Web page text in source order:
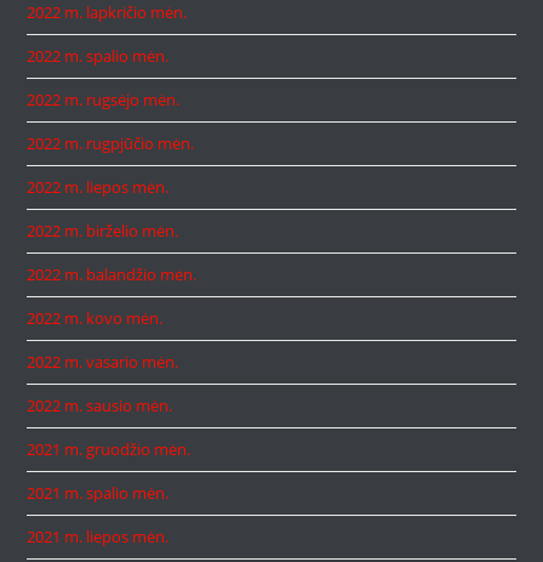
2022 m. lapkričio mėn.
2022 m. spalio mėn.
2022 m. rugsėjo mėn.
2022 m. rugpjūčio mėn.
2022 m. liepos mėn.
2022 m. birželio mėn.
2022 m. balandžio mėn.
2022 m. kovo mėn.
2022 m. vasario mėn.
2022 m. sausio mėn.
2021 m. gruodžio mėn.
2021 m. spalio mėn.
2021 m. liepos mėn.